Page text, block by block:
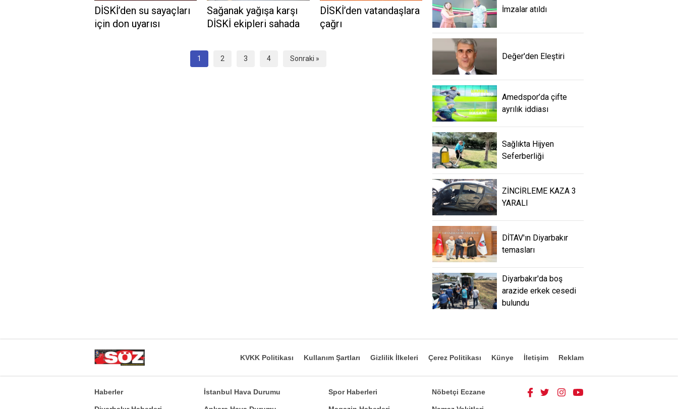
DİSKİ’den su sayaçları
için don uyarısı
Sağanak yağışa karşı
DİSKİ ekipleri sahada
DİSKİ’den vatandaşlara
çağrı
1 2 3 4 Sonraki »
İmzalar atıldı
Değer'den Eleştiri
Amedspor’da çifte
ayrılık iddiası
Sağlıkta Hijyen
Seferberliği
ZİNCİRLEME KAZA 3
YARALI
DİTAV'ın Diyarbakır
temasları
Diyarbakır'da boş
arazide erkek cesedi
bulundu
KVKK Politikası Kullanım Şartları Gizlilik İlkeleri Çerez Politikası Künye İletişim Reklam
Haberler İstanbul Hava Durumu Spor Haberleri Nöbetçi Eczane